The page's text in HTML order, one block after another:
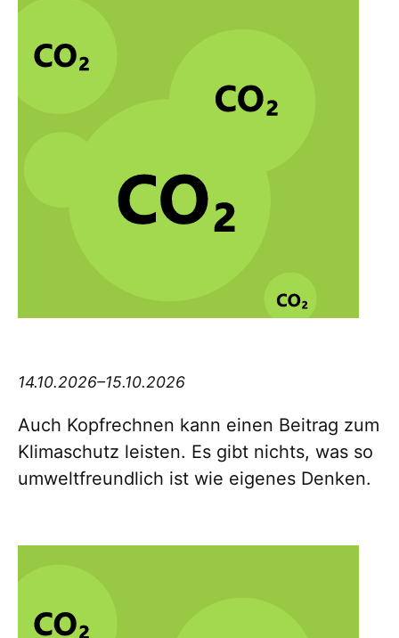
14.10.2026–15.10.2026
Auch Kopfrechnen kann einen Beitrag zum
Klimaschutz leisten. Es gibt nichts, was so
umweltfreundlich ist wie eigenes Denken.